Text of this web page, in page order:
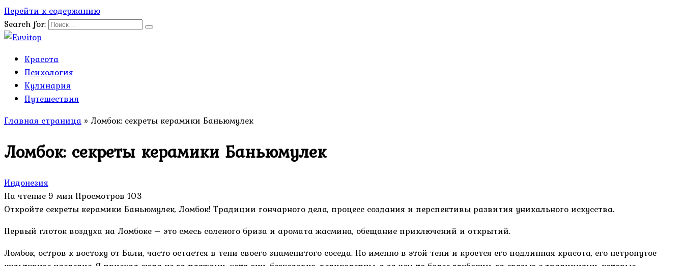
Перейти к содержанию
Search for:
Красота
Психология
Кулинария
Путешествия
Главная страница » Ломбок: секреты керамики Баньюмулек
Ломбок: секреты керамики Баньюмулек
Индонезия
На чтение 9 мин Просмотров 103
Откройте секреты керамики Баньюмулек, Ломбок! Традиции гончарного дела, процесс создания и перспективы развития уникального искусства.
Первый глоток воздуха на Ломбоке – это смесь соленого бриза и аромата жасмина, обещание приключений и открытий.
Ломбок, остров к востоку от Бали, часто остается в тени своего знаменитого соседа. Но именно в этой тени и кроется его подлинная красота, его нетронутое